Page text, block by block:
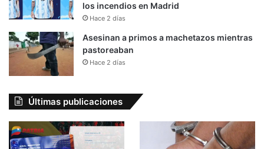
los incendios en Madrid
Hace 2 días
Asesinan a primos a machetazos mientras
pastoreaban
Hace 2 días
Últimas publicaciones